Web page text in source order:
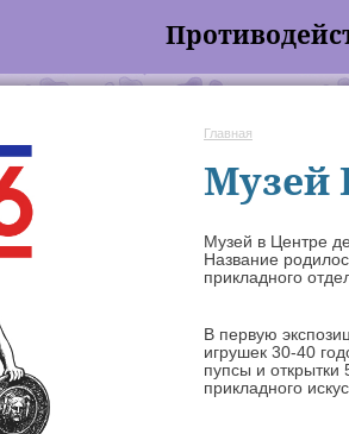
Главная
Музей
Музей в Центре
Название
прикладного
В первую
игрушек 30-40
пупсы и открытки
прикладного